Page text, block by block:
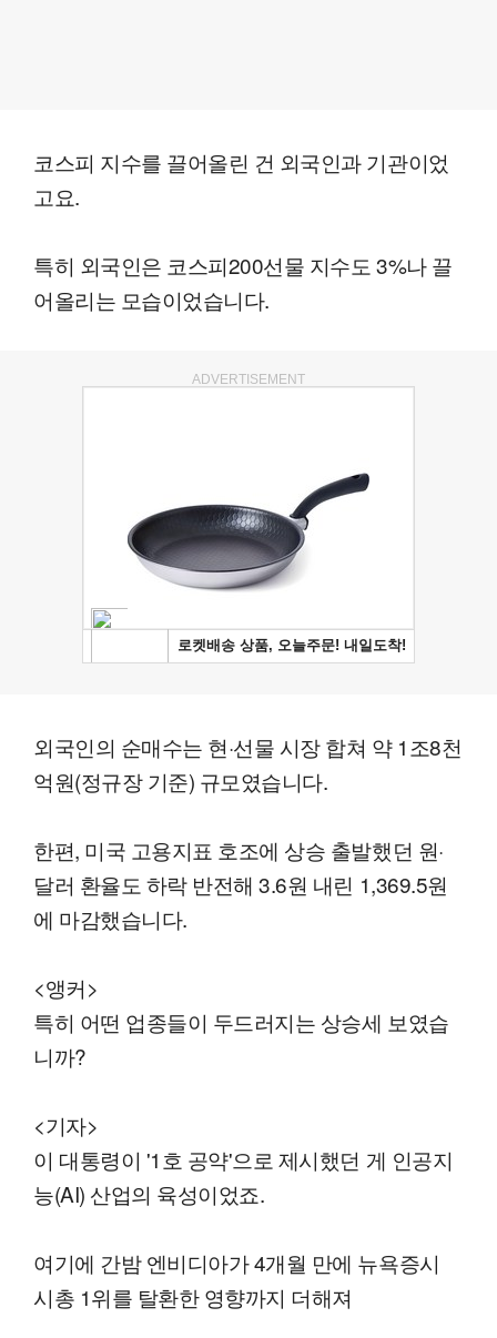
코스피 지수를 끌어올린 건 외국인과 기관이었
고요.
특히 외국인은 코스피200선물 지수도 3%나 끌
어올리는 모습이었습니다.
ADVERTISEMENT
외국인의 순매수는 현·선물 시장 합쳐 약 1조8천
억원(정규장 기준) 규모였습니다.
한편, 미국 고용지표 호조에 상승 출발했던 원·
달러 환율도 하락 반전해 3.6원 내린 1,369.5원
에 마감했습니다.
<앵커>
특히 어떤 업종들이 두드러지는 상승세 보였습
니까?
<기자>
이 대통령이 '1호 공약'으로 제시했던 게 인공지
능(AI) 산업의 육성이었죠.
여기에 간밤 엔비디아가 4개월 만에 뉴욕증시
시총 1위를 탈환한 영향까지 더해져